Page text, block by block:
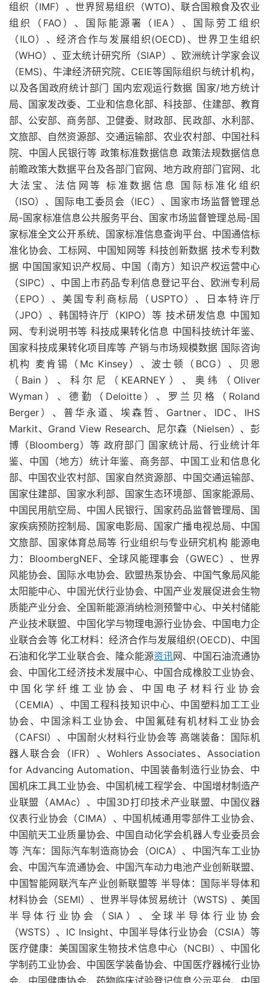
组织（IMF）、世界贸易组织（WTO)、联合国粮食及农业
组织（FAO）、国际能源署（IEA）、国际劳工组织
（ILO）、经济合作与发展组织(OECD)、世界卫生组织
（WHO）、亚太统计研究所（SIAP）、欧洲统计学家会议
（EMS)、牛津经济研究院、CEIE等国际组织与统计机构，
以及各国政府统计部门 国内宏观运行数据 国家/地方统计
局、国家发改委、工业和信息化部、科技部、住建部、教育
部、公安部、商务部、卫健委、财政部、民政部、水利部、
文旅部、自然资源部、交通运输部、农业农村部、中国社科
院、中国人民银行等 政策标准数据信息 政策法规数据信息
前瞻政策大数据平台及各部门官网、地方政府部门官网、北
大法宝、法信网等 标准数据信息 国际标准化组织
（ISO）、国际电工委员会（IEC）、国家市场监督管理总
局-国家标准信息公共服务平台、国家市场监督管理总局-国
家标准全文公开系统、国家标准信息查询平台、中国通信标
准化协会、工标网、中国知网等 科技创新数据 技术专利数
据 中国国家知识产权局、中国（南方）知识产权运营中心
（SIPC）、中国上市药品专利信息登记平台、欧洲专利局
（EPO）、美国专利商标局（USPTO）、日本特许厅
（JPO）、韩国特许厅（KIPO）等 技术研发信息 中国知
网、专利说明书等 科技成果转化信息 中国科技统计年鉴、
国家科技成果转化项目库等 产销与市场规模数据 国际咨询
机构 麦肯锡（Mc Kinsey）、波士顿（BCG）、贝恩
（Bain）、科尔尼（KEARNEY）、奥纬（Oliver
Wyman）、德勤（Deloitte）、罗兰贝格（Roland
Berger）、普华永道、埃森哲、Gartner、IDC、IHS
Markit、Grand View Research、尼尔森（Nielsen）、彭
博（Bloomberg）等 政府部门 国家统计局、行业统计年
鉴、中国（地方）统计年鉴、商务部、中国工业和信息化
部、中国农业农村部、国家自然资源部、中国交通运输部、
国家住建部、国家水利部、国家生态环境部、国家能源局、
中国民用航空局、中国人民银行、国家药品监督管理局、国
家疾病预防控制局、国家电影局、国家广播电视总局、中国
文旅部、国家体育总局等 行业组织与专业研究机构 能源电
力： BloombergNEF、全球风能理事会（GWEC）、世界
风能协会、国际水电协会、欧盟热泵协会、中国气象局风能
太阳能中心、中国光伏行业协会、中国产业发展促进会生物
质能产业分会、全国新能源消纳检测预警中心、中关村储能
产业技术联盟、中国化学与物理电源行业协会、中国电力企
业联合会等 化工材料：经济合作与发展组织(OECD)、中国
石油和化学工业联合会、隆众能源资讯网、中国石油流通协
会、中国化工经济技术发展中心、中国合成橡胶工业协会、
中国化学纤维工业协会、中国电子材料行业协会
（CEMIA）、中国工程科技知识中心、中国塑料加工工业
协会、中国涂料工业协会、中国氟硅有机材料工业协会
（CAFSI）、中国耐火材料行业协会等 高端装备：国际机
器人联合会（IFR）、Wohlers Associates、Association
for Advancing Automation、中国装备制造行业协会、中
国机床工具工业协会、中国机械工程学会、中国增材制造产
业联盟（AMAc）、中国3D打印技术产业联盟、中国仪器
仪表行业协会（CIMA）、中国机械通用零部件工业协会、
中国航天工业质量协会、中国自动化学会机器人专业委员会
等 汽车：国际汽车制造商协会（OICA）、中国汽车工业协
会、中国汽车流通协会、中国汽车动力电池产业创新联盟、
中国智能网联汽车产业创新联盟等 半导体：国际半导体和
材料协会（SEMI）、世界半导体贸易统计（WSTS) 、美国
半导体行业协会（SIA）、全球半导体行业协会
（WSTS）、IC Insight、中国半导体行业协会（CSIA）等
医疗健康：美国国家生物技术信息中心（NCBI）、中国化
学制药工业协会、中国医学装备协会、中国医疗器械行业协
会、中国健康协会、药物临床试验登记信息公示平台、中国